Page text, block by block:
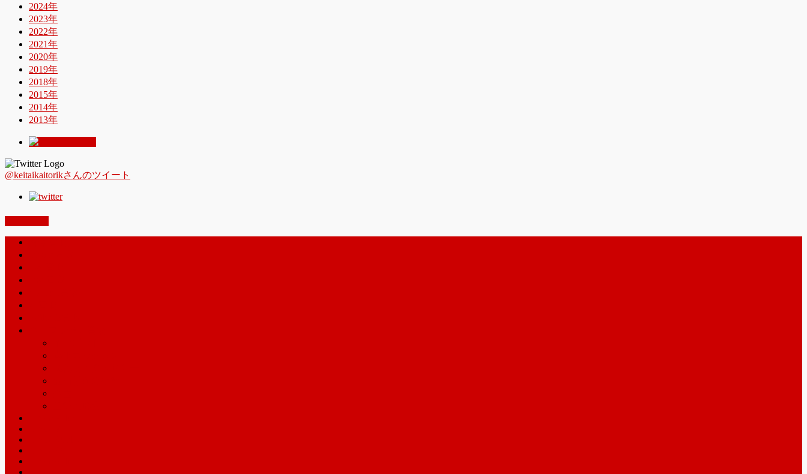
2024年
2023年
2022年
2021年
2020年
2019年
2018年
2015年
2014年
2013年
@keitaikaitorikさんのツイート